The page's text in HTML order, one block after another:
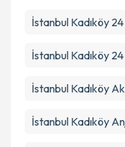
İstanbul Kadıköy
İstanbul Kadıköy
İstanbul Kadıköy
İstanbul Kadıköy